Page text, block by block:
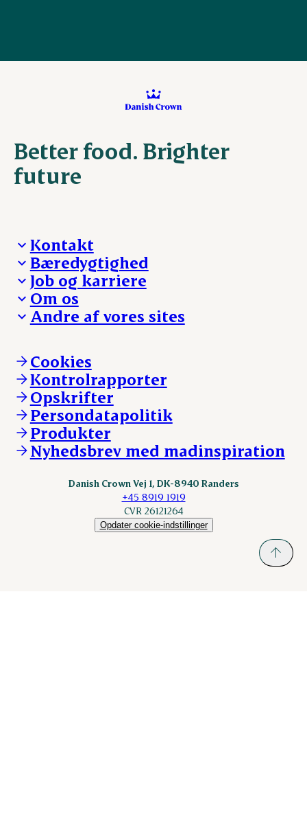
Better food. Brighter
future
Kontakt
Besøg Danish Crown
Presse og nyheder
Reklamationer
Whistleblower
Øvrige henvendelser
Bæredygtighed
Fra jord til bord
Hverdagen
Ansvarlighed og nøgletal
Job og karriere
Arbejd med os
Ledige stillinger
Om os
Hvem er vi
Vores resultater
Vores lokationer
Kontakt
Andre af vores sites
Andelsejere - kreatur
Danishcrownprofessional.com
DAT-Schaub.com
ESS-FOOD.com
Fonden Dansk Gastronomi
KLS.se
nordicspoor.com
Scanhide.dk
Cookies
Kontrolrapporter
Opskrifter
Persondatapolitik
Produkter
Nyhedsbrev med madinspiration
Danish Crown Vej 1, DK-8940 Randers
+45 8919 1919
CVR 26121264
Opdater cookie-indstillinger